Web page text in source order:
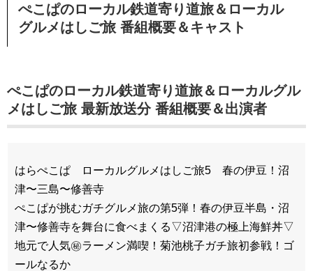
ぺこぱのローカル鉄道寄り道旅＆ローカル
グルメはしご旅 番組概要＆キャスト
ぺこぱのローカル鉄道寄り道旅＆ローカルグル
メはしご旅 最新放送分 番組概要＆出演者
はらぺこぱ ローカルグルメはしご旅5 春の伊豆！沼
津〜三島〜修善寺
ぺこぱが挑むガチグルメ旅の第5弾！春の伊豆半島・沼
津〜修善寺を舞台に食べまくる▽沼津港の極上海鮮丼▽
地元で人気㊙ラーメン満喫！菊池桃子ガチ旅初参戦！ゴ
ールなるか